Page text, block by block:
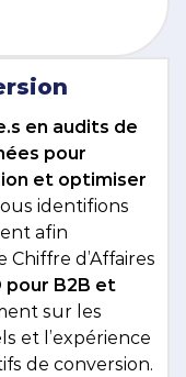
en audits de
pour
et optimiser
identifions
afin
d’Affaires
pour B2B et
sur les
et l’expérience
de conversion.​